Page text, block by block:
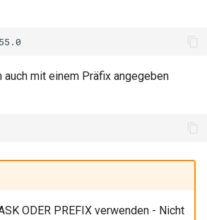
auch mit einem Präfix angegeben
ODER PREFIX verwenden - Nicht